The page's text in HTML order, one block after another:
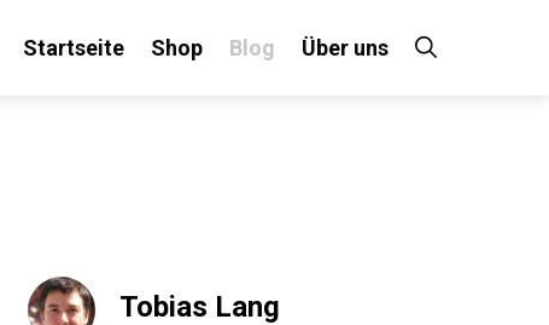
Startseite Shop Blog Über uns
Tobias Lang
an!